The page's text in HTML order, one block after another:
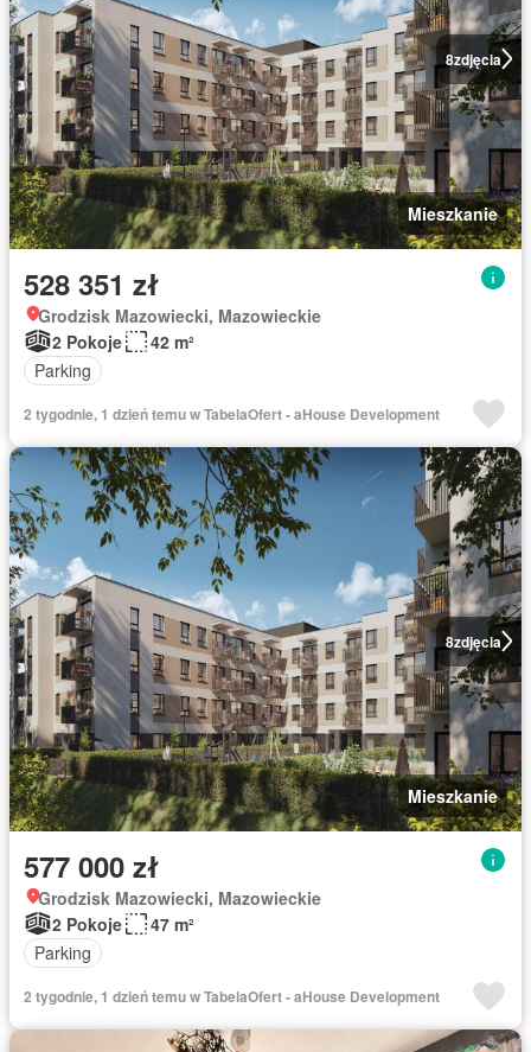
8zdjęcia
Mieszkanie
528 351 zł
Grodzisk Mazowiecki, Mazowieckie
2 Pokoje
42 m²
Parking
2 tygodnie, 1 dzień temu w TabelaOfert - aHouse Development
8zdjęcia
Mieszkanie
577 000 zł
Grodzisk Mazowiecki, Mazowieckie
2 Pokoje
47 m²
Parking
2 tygodnie, 1 dzień temu w TabelaOfert - aHouse Development